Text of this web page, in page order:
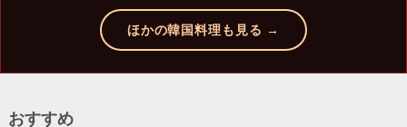
ほかの韓国料理も見る →
おすすめ